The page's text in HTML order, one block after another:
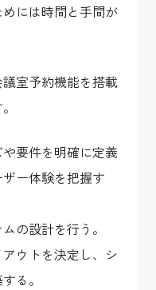
には時間と手間が
室予約機能を搭載
要件を明確に定義
ー体験を把握す
の設計を行う。
ウトを決定し、シ
る。